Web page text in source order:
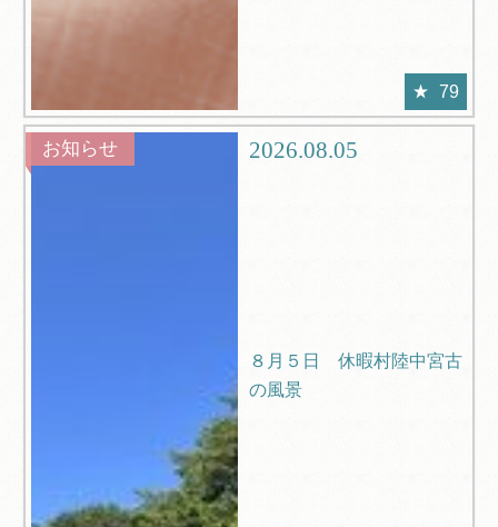
79
お知らせ 2026.08.05
８月５日 休暇村陸中宮古
の風景